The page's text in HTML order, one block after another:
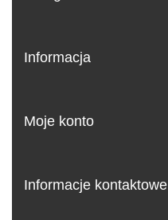
Informacja
Moje konto
Informacje kontaktowe